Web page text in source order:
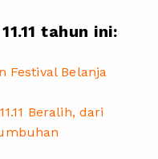
tahun ini:
Festival Belanja
Beralih, dari